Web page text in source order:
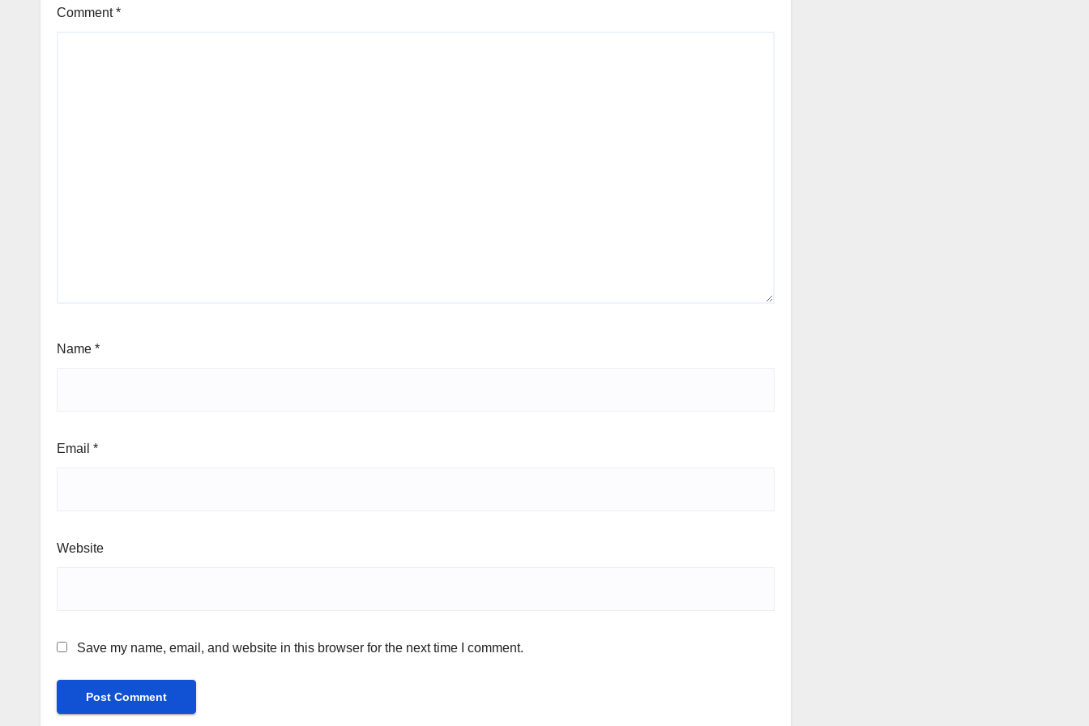
Comment*
Name *
Email *
Website
Save my name, email, and website in this browser for the next time I comment.